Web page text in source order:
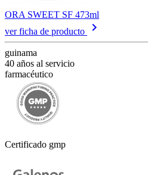
ORA SWEET SF 473ml
ver ficha de producto
keyboard_arrow_right
guinama
40 años al servicio
farmacéutico
Certificado gmp